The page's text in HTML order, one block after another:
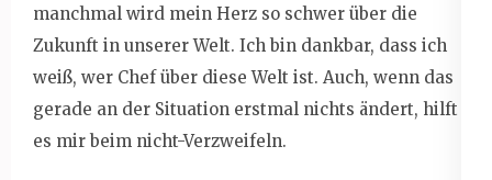
manchmal wird mein Herz so schwer über die
Zukunft in unserer Welt. Ich bin dankbar, dass ich
weiß, wer Chef über diese Welt ist. Auch, wenn das
gerade an der Situation erstmal nichts ändert, hilft
es mir beim nicht-Verzweifeln.